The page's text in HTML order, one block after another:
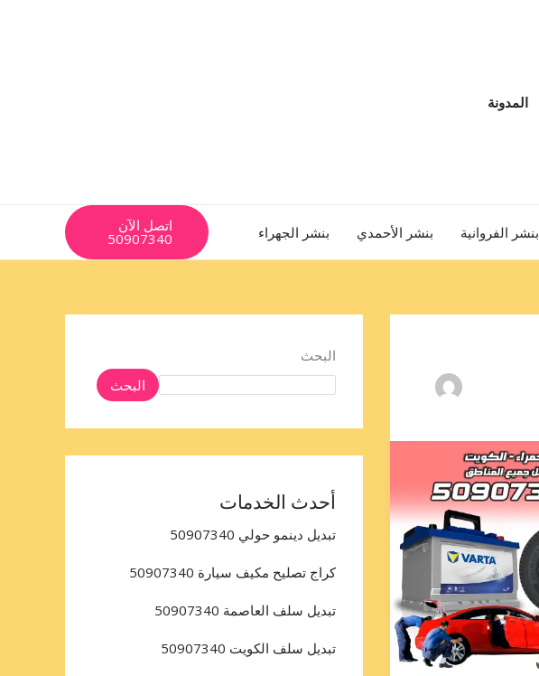
المدونة
بنشر الفروانية بنشر الأحمدي بنشر الجهراء اتصل الآن
50907340
البحث
البحث
أحدث الخدمات
تبديل دينمو حولي 50907340
كراج تصليح مكيف سيارة 50907340
تبديل سلف العاصمة 50907340
تبديل سلف الكويت 50907340